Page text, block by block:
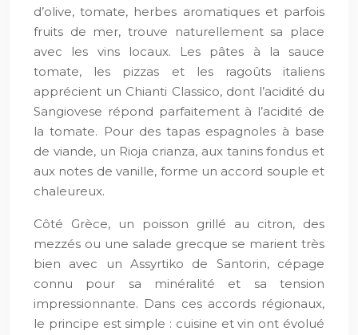
d’olive, tomate, herbes aromatiques et parfois
fruits de mer, trouve naturellement sa place
avec les vins locaux. Les pâtes à la sauce
tomate, les pizzas et les ragoûts italiens
apprécient un Chianti Classico, dont l’acidité du
Sangiovese répond parfaitement à l’acidité de
la tomate. Pour des tapas espagnoles à base
de viande, un Rioja crianza, aux tanins fondus et
aux notes de vanille, forme un accord souple et
chaleureux.
Côté Grèce, un poisson grillé au citron, des
mezzés ou une salade grecque se marient très
bien avec un Assyrtiko de Santorin, cépage
connu pour sa minéralité et sa tension
impressionnante. Dans ces accords régionaux,
le principe est simple : cuisine et vin ont évolué